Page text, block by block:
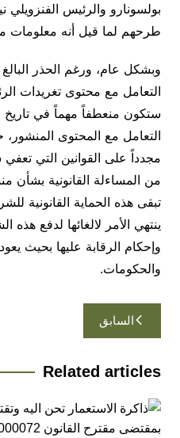
بولسونارو والرئيس
طرحهم لما قيل أنه معلومات
وبشكل عام، ورغم الحذر
التعامل مع محتوى تغريدات
ستكون منعطفاً مهماً في تاريخ
التعامل مع المحتوى
مجدداً على القوانين التي
من المساءلة القانونية
تبقى هذه الحماية القانونية
ينتهي الأمر لالغائها لدفع
وإحكام الرقابة عليها بحيث
والحكومات.
تصفّح
المقالات
السابق
Related articles